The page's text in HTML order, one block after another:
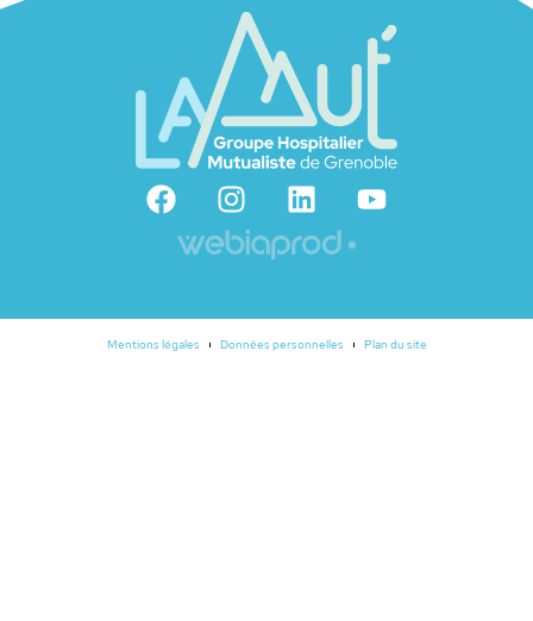
Mentions légales Données personnelles Plan du site